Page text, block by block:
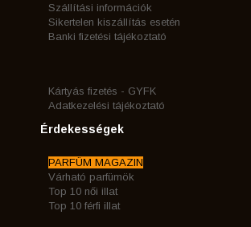
Szállítási információk
Sikertelen kiszállítás esetén
Banki fizetési tájékoztató
Kártyás fizetés - GYFK
Adatkezelési tájékoztató
Érdekességek
PARFÜM MAGAZIN
Várható parfümök
Top 10 női illat
Top 10 férfi illat